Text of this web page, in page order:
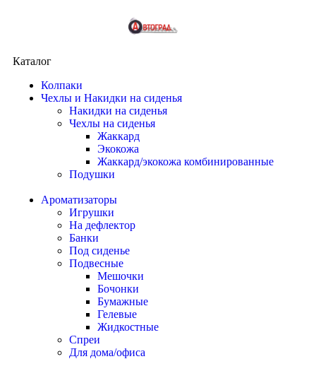
Каталог
Колпаки
Чехлы и Накидки на сиденья
Накидки на сиденья
Чехлы на сиденья
Жаккард
Экокожа
Жаккард/экокожа комбинированные
Подушки
Ароматизаторы
Игрушки
На дефлектор
Банки
Под сиденье
Подвесные
Мешочки
Бочонки
Бумажные
Гелевые
Жидкостные
Спреи
Для дома/офиса